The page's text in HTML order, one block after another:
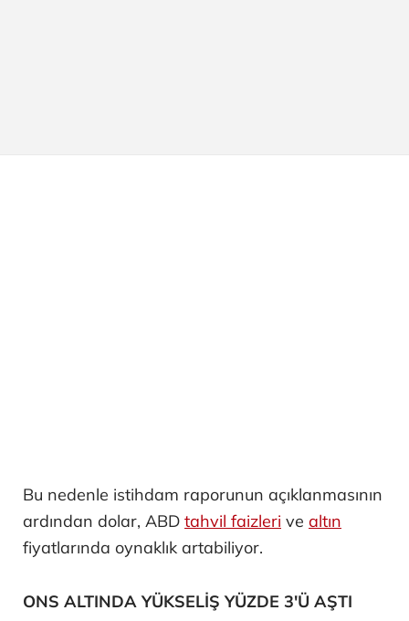
Bu nedenle istihdam raporunun açıklanmasının
ardından dolar, ABD tahvil faizleri ve altın
fiyatlarında oynaklık artabiliyor.
ONS ALTINDA YÜKSELİŞ YÜZDE 3'Ü AŞTI